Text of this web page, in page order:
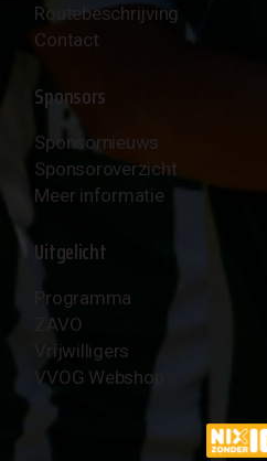
Routebeschrijving
Contact
Sponsors
Sponsornieuws
Sponsoroverzicht
Meer informatie
Uitgelicht
Programma
ZAVO
Vrijwilligers
VVOG Webshop